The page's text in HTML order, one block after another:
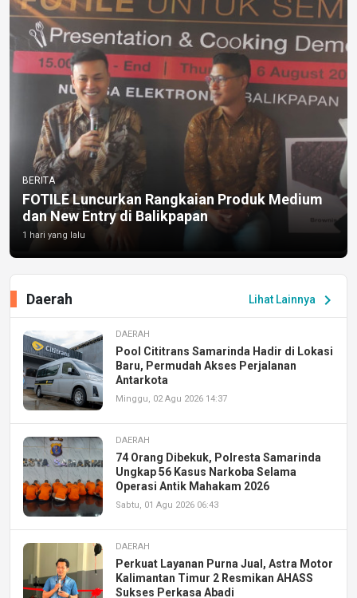
BERITA
FOTILE Luncurkan Rangkaian Produk Medium
dan New Entry di Balikpapan
1 hari yang lalu
Lihat Lainnya chevron_right
Daerah
DAERAH
Pool Cititrans Samarinda Hadir di Lokasi
Baru, Permudah Akses Perjalanan
Antarkota
Minggu, 02 Agu 2026 14:37
DAERAH
74 Orang Dibekuk, Polresta Samarinda
Ungkap 56 Kasus Narkoba Selama
Operasi Antik Mahakam 2026
Sabtu, 01 Agu 2026 06:43
DAERAH
Perkuat Layanan Purna Jual, Astra Motor
Kalimantan Timur 2 Resmikan AHASS
Sukses Perkasa Abadi